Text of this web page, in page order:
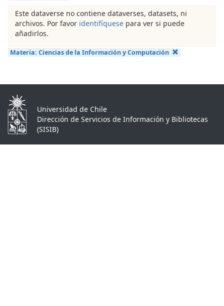
Este dataverse no contiene dataverses, datasets, ni
archivos. Por favor identifíquese para ver si puede
añadirlos.
Materia: Ciencias de la Información y Computación
Universidad de Chile
Dirección de Servicios de Información y Bibliotecas
(SISIB)